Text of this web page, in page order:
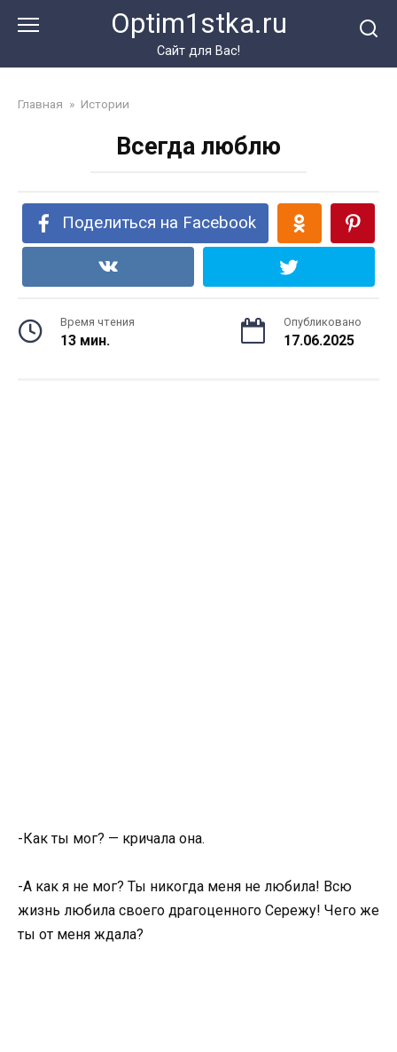
Optim1stka.ru
Сайт для Вас!
Главная » Истории
Всегда люблю
Поделиться на Facebook
Время чтения
13 мин.
Опубликовано
17.06.2025
-Как ты мог? — кричала она.
-А как я не мог? Ты никогда меня не любила! Всю
жизнь любила своего драгоценного Сережу! Чего же
ты от меня ждала?